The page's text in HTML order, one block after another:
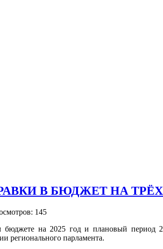
В БЮДЖЕТ НА
145
бюджете на 2025 год и плановый период
регионального парламента.